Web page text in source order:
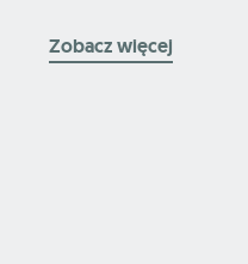
Zobacz więcej